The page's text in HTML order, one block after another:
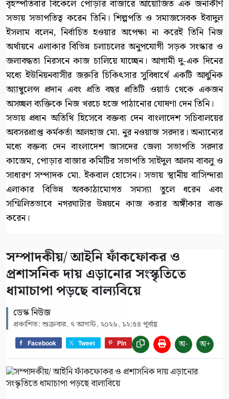
বৃহস্পতিবার বিকেলে পোড়ার বাজারে আয়োজিত এক জনাকীর্ণ
সভায় সভাপতিত্ব করেন তিনি। শিল্পপতি ও সমাজসেবক ইবাদুল
ইসলাম বলেন, নির্বাচিত হওয়ার অপেক্ষা না করেই তিনি নিজ
অর্থায়নে এলাকার বিভিন্ন চলাচলের অনুপযোগী সড়ক সংস্কার ও
জলাবদ্ধতা নিরসনে কাজ চালিয়ে যাচ্ছেন। আগামী দু-এক দিনের
মধ্যে ইউনিয়নবাসীর জরুরি চিকিৎসার সুবিধার্থে একটি আধুনিক
অ্যাম্বুলেন্স প্রদান এবং প্রতি বছর প্রতিটি ওয়ার্ড থেকে একজন
অসচ্ছল ব্যক্তিকে নিজ খরচে হজে পাঠানোর ঘোষণা দেন তিনি।
সভায় প্রধান অতিথি হিসেবে বক্তব্য দেন বাংলাদেশ সচিবালয়ের
অবসরপ্রাপ্ত কর্মকর্তা আলহাজ মো. নুর নওয়াজ সরদার। অন্যান্যের
মধ্যে বক্তব্য দেন বাংলাদেশ জাসদের জেলা সভাপতি সরদার
কাজেম, পোড়ার বাজার কমিটির সভাপতি সাইদুল আলম বাবলু ও
সাধারণ সম্পাদক মো. ইকবাল হোসেন। সভায় স্থানীয় বাসিন্দারা
এলাকার বিভিন্ন অবকাঠামোগত সমস্যা তুলে ধরেন এবং
সম্মিলিতভাবে নগরঘাটার উন্নয়নে কাজ করার অঙ্গীকার ব্যক্ত
করেন।
সম্পাদকীয়/ আইনি ফাঁকফোকর ও
প্রশাসনিক দায় এড়ানোর সংস্কৃতিতে
ধামাচাপা পড়ছে বাল্যবিয়ে
ডেস্ক নিউজ
প্রকাশিত: শুক্রবার, ৭ আগস্ট, ২০২৬, ১২:৫৪ পূর্বাহ্ণ
Facebook Tweet Pin অ- অ+